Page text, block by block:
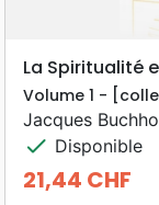
La Spiritualité
Volume 1 -
Jacques
check Disponible
Prix
21,44 CHF